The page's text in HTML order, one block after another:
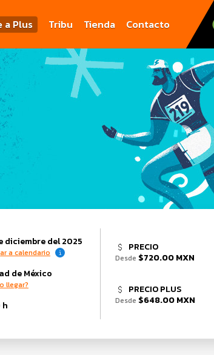
a Plus Tribu Tienda Contacto
diciembre del 2025
a calendario
de México
llegar?
h
PRECIO
Desde $720.00 MXN
PRECIO PLUS
Desde $648.00 MXN